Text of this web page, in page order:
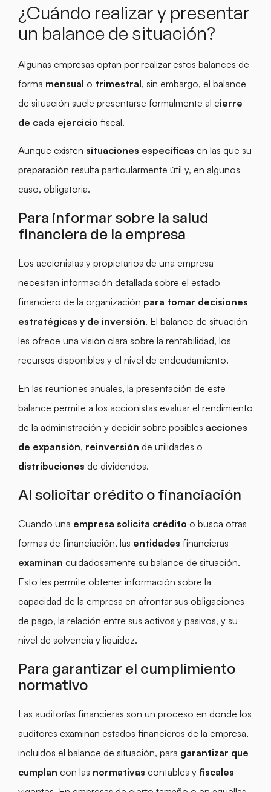
¿Cuándo realizar y presentar
un balance de situación?
Algunas empresas optan por realizar estos balances de
forma mensual o trimestral, sin embargo, el balance
de situación suele presentarse formalmente al cierre
de cada ejercicio fiscal.
Aunque existen situaciones específicas en las que su
preparación resulta particularmente útil y, en algunos
caso, obligatoria.
Para informar sobre la salud
financiera de la empresa
Los accionistas y propietarios de una empresa
necesitan información detallada sobre el estado
financiero de la organización para tomar decisiones
estratégicas y de inversión. El balance de situación
les ofrece una visión clara sobre la rentabilidad, los
recursos disponibles y el nivel de endeudamiento.
En las reuniones anuales, la presentación de este
balance permite a los accionistas evaluar el rendimiento
de la administración y decidir sobre posibles acciones
de expansión, reinversión de utilidades o
distribuciones de dividendos.
Al solicitar crédito o financiación
Cuando una empresa solicita crédito o busca otras
formas de financiación, las entidades financieras
examinan cuidadosamente su balance de situación.
Esto les permite obtener información sobre la
capacidad de la empresa en afrontar sus obligaciones
de pago, la relación entre sus activos y pasivos, y su
nivel de solvencia y liquidez.
Para garantizar el cumplimiento
normativo
Las auditorías financieras son un proceso en donde los
auditores examinan estados financieros de la empresa,
incluidos el balance de situación, para garantizar que
cumplan con las normativas contables y fiscales